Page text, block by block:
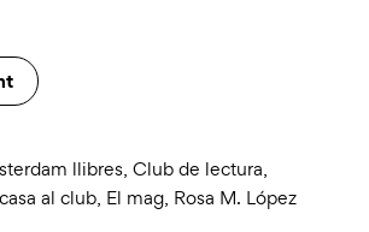
llibres, Club de lectura,
al club, El mag, Rosa M. López